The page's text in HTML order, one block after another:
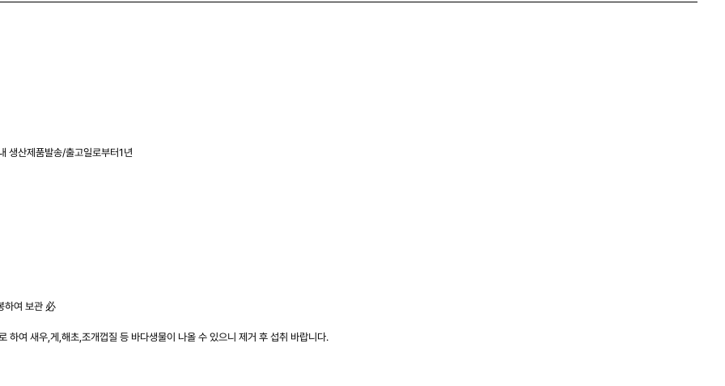
생산제품발송/출고일로부터1년
하여 보관 必
하여 새우,게,해초,조개껍질 등 바다생물이 나올 수 있으니 제거 후 섭취 바랍니다.